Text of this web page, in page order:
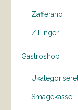
Zafferano
Zillinger
Gastroshop
Smagekasse